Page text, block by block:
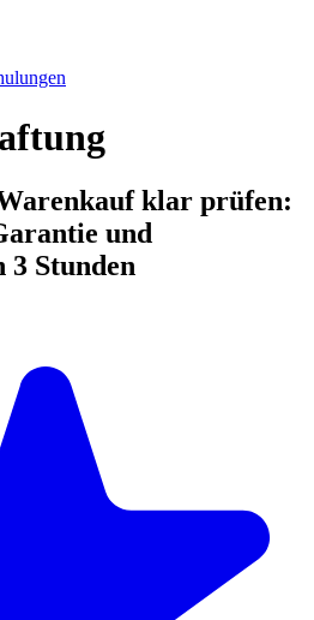
klar prüfen:
und
Stunden